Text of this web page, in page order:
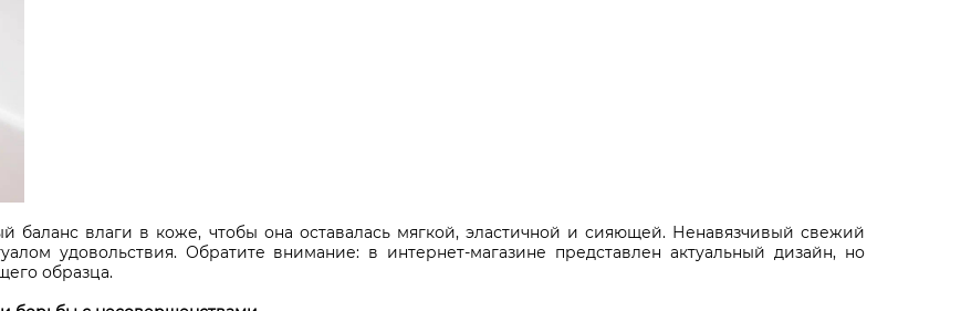
баланс влаги в коже, чтобы она оставалась мягкой, эластичной и сияющей. Ненавязчивый свежий
удовольствия. Обратите внимание: в интернет-магазине представлен актуальный дизайн, но
образца.